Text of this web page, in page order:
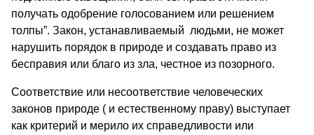
получать одобрение голосованием или решением
толпы”. Закон, устанавливаемый людьми, не может
нарушить порядок в природе и создавать право из
бесправия или благо из зла, честное из позорного.
Соответствие или несоответствие человеческих
законов природе ( и естественному праву) выступает
как критерий и мерило их справедливости или